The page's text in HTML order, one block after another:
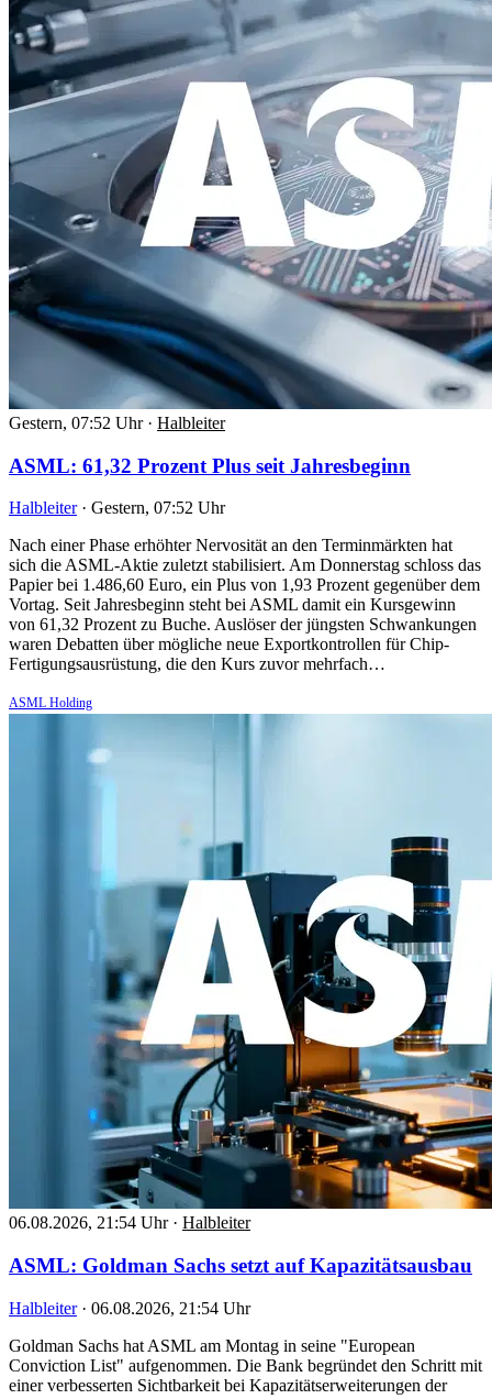
Gestern, 07:52 Uhr · Halbleiter
ASML: 61,32 Prozent Plus seit Jahresbeginn
Halbleiter · Gestern, 07:52 Uhr
Nach einer Phase erhöhter Nervosität an den Terminmärkten hat
sich die ASML-Aktie zuletzt stabilisiert. Am Donnerstag schloss das
Papier bei 1.486,60 Euro, ein Plus von 1,93 Prozent gegenüber dem
Vortag. Seit Jahresbeginn steht bei ASML damit ein Kursgewinn
von 61,32 Prozent zu Buche. Auslöser der jüngsten Schwankungen
waren Debatten über mögliche neue Exportkontrollen für Chip-
Fertigungsausrüstung, die den Kurs zuvor mehrfach…
ASML Holding
06.08.2026, 21:54 Uhr · Halbleiter
ASML: Goldman Sachs setzt auf Kapazitätsausbau
Halbleiter · 06.08.2026, 21:54 Uhr
Goldman Sachs hat ASML am Montag in seine "European
Conviction List" aufgenommen. Die Bank begründet den Schritt mit
einer verbesserten Sichtbarkeit bei Kapazitätserweiterungen der